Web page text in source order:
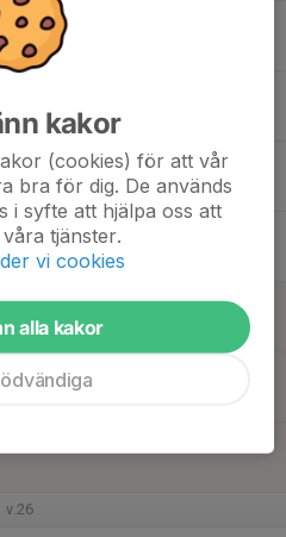
v.26
kakor
(cookies) för att vår
bra för dig. De används
i syfte att hjälpa oss att
tjänster.
vi cookies
alla kakor